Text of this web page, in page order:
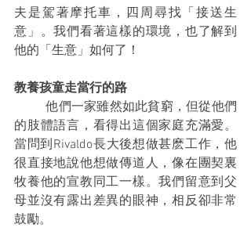
夫是駕著摩托車，四周尋找「接送生
意」。我們看著這樣的環境，也了解到
他的「生意」如何了！
教養孩童走當行的路
	他們一家雖然如此貧窮，但從他們
的肢體語言，看得出這個家庭充滿愛。
當問到Rivaldo長大後想做甚麽工作，他
很直接地說他想做傳道人，像在團契裏
牧養他的宣教同工一樣。我們留意到父
母並沒有露出差異的眼神，相反卻非常
鼓勵。